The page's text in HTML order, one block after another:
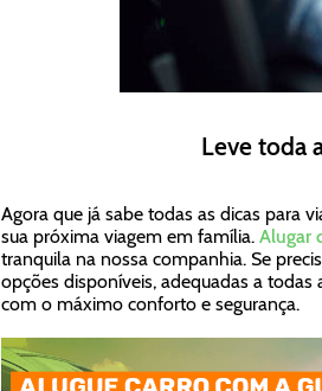
Leve toda
Agora que já sabe todas as dicas para
sua próxima viagem em família. Alugar
tranquila na nossa companhia. Se
opções disponíveis, adequadas a
com o máximo conforto e segurança.